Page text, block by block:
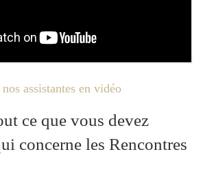
assistantes en vidéo
ce que vous devez
concerne les Rencontres